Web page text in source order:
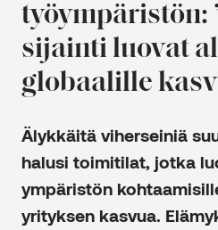
työympäristön:
sijainti luovat
globaalille
Älykkäitä viherseiniä
halusi toimitilat, jotka
ympäristön
yrityksen kasvua.